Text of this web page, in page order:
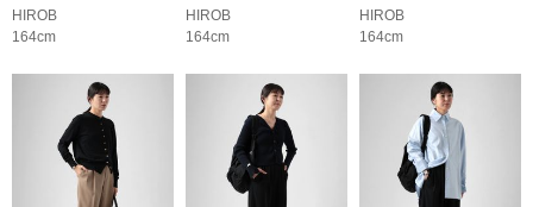
HIROB
164cm
HIROB
164cm
HIROB
164cm